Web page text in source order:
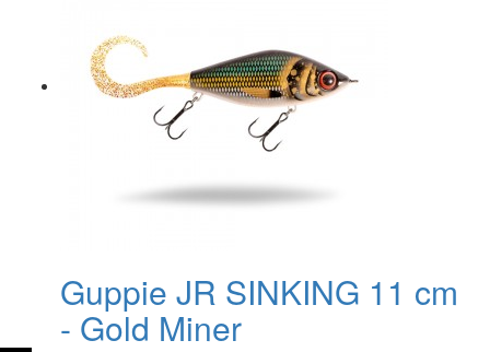
Guppie JR SINKING 11 cm
- Gold Miner